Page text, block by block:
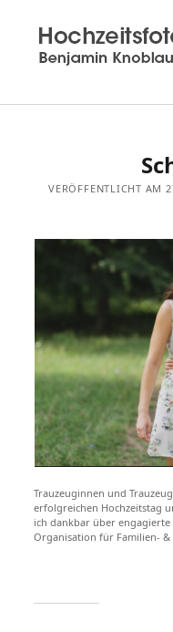
Hochzeitsfotograf
aus
Benjamin
VERÖFFENTLICHT AM
Trauzeuginnen und
erfolgreichen Hochzeitstag
ich dankbar über
Organisation für Familien- &